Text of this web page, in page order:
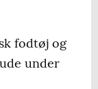
fodtøj og
under